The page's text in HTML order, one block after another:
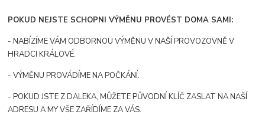
POKUD NEJSTE SCHOPNI VÝMĚNU PROVÉST DOMA SAMI:
- NABÍZÍME VÁM ODBORNOU VÝMĚNU V NAŠÍ PROVOZOVNĚ V
HRADCI KRÁLOVÉ.
- VÝMĚNU PROVÁDÍME NA POČKÁNÍ.
- POKUD JSTE Z DALEKA, MŮŽETE PŮVODNÍ KLÍČ ZASLAT NA NAŠÍ
ADRESU A MY VŠE ZAŘÍDÍME ZA VÁS.